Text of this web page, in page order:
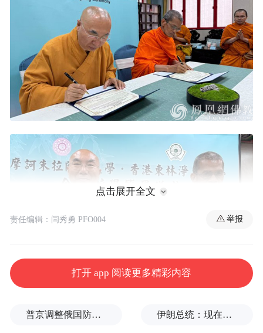
点击展开全文
责任编辑：闫秀勇 PFO004 举报
打开 app 阅读更多精彩内容
普京调整俄国防部高层人事布局，重用实战将领削弱“办公室将军” 伊朗总统：现在与最高领袖的联系非常困难